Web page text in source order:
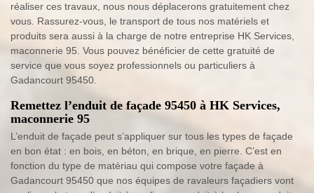
réaliser ces travaux, nous nous déplacerons gratuitement chez
vous. Rassurez-vous, le transport de tous nos matériels et
produits sera aussi à la charge de notre entreprise HK Services,
maconnerie 95. Vous pouvez bénéficier de cette gratuité de
service que vous soyez professionnels ou particuliers à
Gadancourt 95450.
Remettez l’enduit de façade 95450 à HK Services,
maconnerie 95
L’enduit de façade peut s’appliquer sur tous les types de façade
en bon état : en bois, en béton, en brique, en pierre. C’est en
fonction du type de matériau qui compose votre façade à
Gadancourt 95450 que nos équipes de ravaleurs façadiers vont